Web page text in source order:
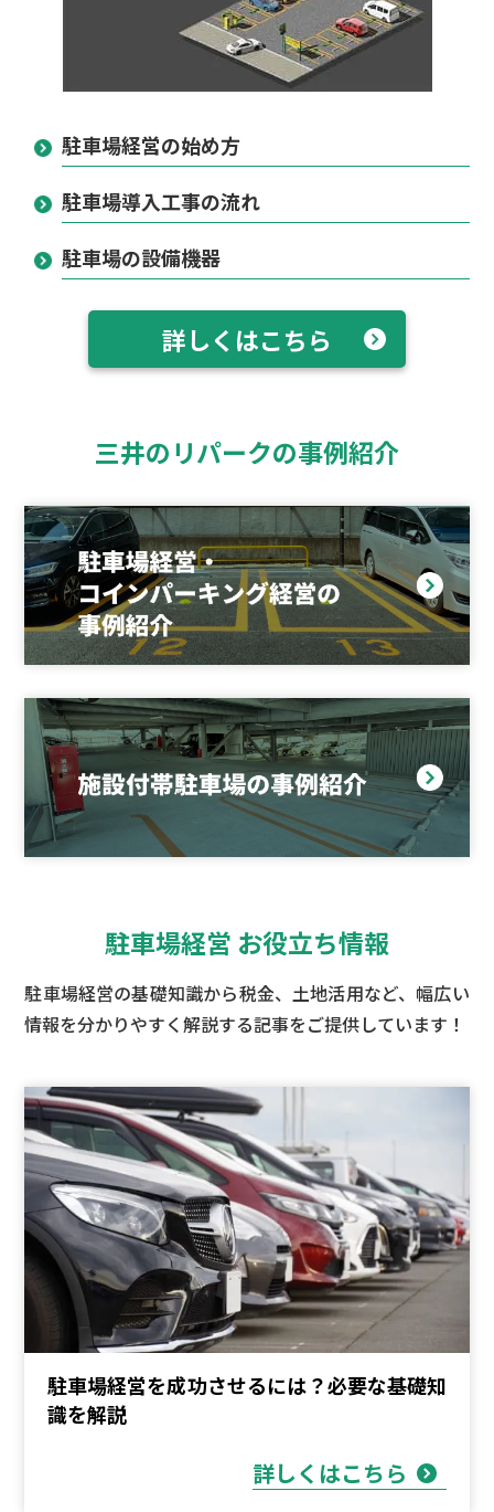
駐車場経営の始め方
駐車場導入工事の流れ
駐車場の設備機器
詳しくはこちら
三井のリパークの事例紹介
駐車場経営 お役立ち情報
駐車場経営の基礎知識から税金、土地活用など、 幅広い
情報を分かりやすく解説する記事をご提供しています！
駐車場経営を成功させるには？必要な基礎知
識を解説
詳しくはこちら